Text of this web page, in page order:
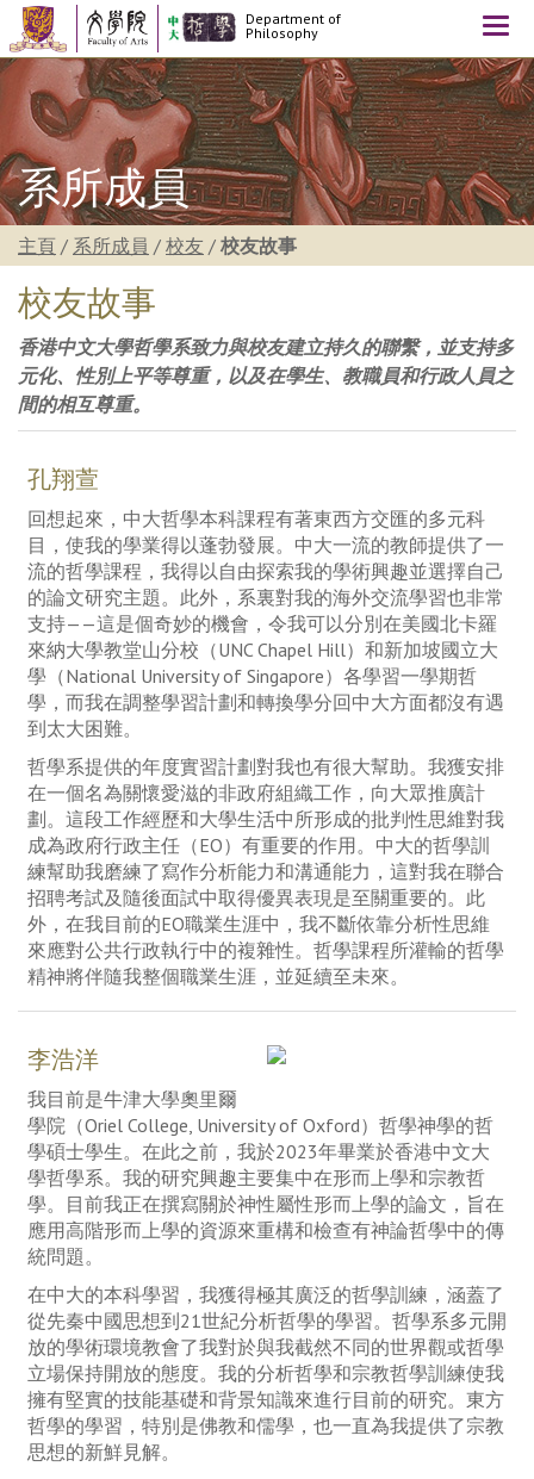
Department of
Philosophy
系所成員
主頁 / 系所成員 / 校友 / 校友故事
校友故事
香港中文大學哲學系致力與校友建立持久的聯繫，並支持多
元化、性別上平等尊重，以及在學生、教職員和行政人員之
間的相互尊重。
孔翔萱
回想起來，中大哲學本科課程有著東西方交匯的多元科
目，使我的學業得以蓬勃發展。中大一流的教師提供了一
流的哲學課程，我得以自由探索我的學術興趣並選擇自己
的論文研究主題。此外，系裏對我的海外交流學習也非常
支持——這是個奇妙的機會，令我可以分別在美國北卡羅
來納大學教堂山分校 （UNC Chapel Hill）和新加坡國立大
學 （National University of Singapore）各學習一學期哲
學，而我在調整學習計劃和轉換學分回中大方面都沒有遇
到太大困難。
哲學系提供的年度實習計劃對我也有很大幫助。我獲安排
在一個名為關懷愛滋的非政府組織工作，向大眾推廣計
劃。這段工作經歷和大學生活中所形成的批判性思維對我
成為政府行政主任（EO）有重要的作用。中大的哲學訓
練幫助我磨練了寫作分析能力和溝通能力，這對我在聯合
招聘考試及隨後面試中取得優異表現是至關重要的。此
外，在我目前的EO職業生涯中，我不斷依靠分析性思維
來應對公共行政執行中的複雜性。哲學課程所灌輸的哲學
精神將伴隨我整個職業生涯，並延續至未來。
李浩洋
我目前是牛津大學奧里爾
學院 （Oriel College, University of Oxford）哲學神學的哲
學碩士學生。在此之前，我於2023年畢業於香港中文大
學哲學系。我的研究興趣主要集中在形而上學和宗教哲
學。目前我正在撰寫關於神性屬性形而上學的論文，旨在
應用高階形而上學的資源來重構和檢查有神論哲學中的傳
統問題。
在中大的本科學習，我獲得極其廣泛的哲學訓練，涵蓋了
從先秦中國思想到21世紀分析哲學的學習。哲學系多元開
放的學術環境教會了我對於與我截然不同的世界觀或哲學
立場保持開放的態度。我的分析哲學和宗教哲學訓練使我
擁有堅實的技能基礎和背景知識來進行目前的研究。東方
哲學的學習，特別是佛教和儒學，也一直為我提供了宗教
思想的新鮮見解。